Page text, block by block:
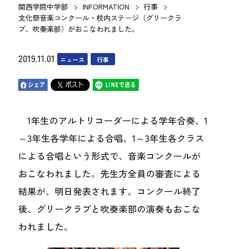
関西学院中学部 INFORMATION
行事
文化祭音楽コンクール・校内ステージ（グリークラ
ブ、吹奏楽部）がおこなわれました。
2019.11.01 ニュース 行事
1年生のアルトリコーダーによる学年合奏、1
～3年生各学年による合唱、1～3年生各クラス
による合唱という形式で、音楽コンクールが
おこなわれました。先生方全員の審査による
結果が、明日発表されます。コンクール終了
後、グリークラブと吹奏楽部の演奏もおこな
われました。